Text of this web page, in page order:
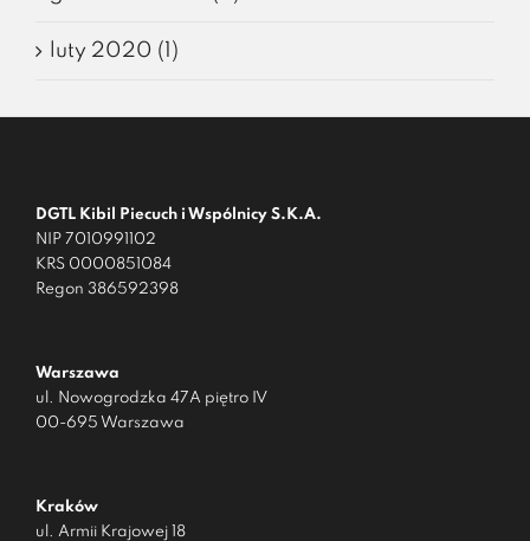
luty 2020 (1)
DGTL Kibil Piecuch i Wspólnicy S.K.A.
NIP 7010991102
KRS 0000851084
Regon 386592398
Warszawa
ul. Nowogrodzka 47A piętro IV
00-695 Warszawa
Kraków
ul. Armii Krajowej 18